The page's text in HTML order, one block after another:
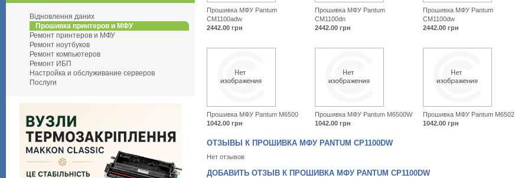
Прошивка МФУ Pantum
CM1100adw
Прошивка МФУ Pantum
CM1100dn
Прошивка МФУ Pantum
CM1100dw
2442.00 грн 2442.00 грн 2442.00 грн
Прошивка МФУ Pantum M6500 Прошивка МФУ Pantum M6500W Прошивка МФУ Pantum M6502
1042.00 грн 1042.00 грн 1042.00 грн
ОТЗЫВЫ К ПРОШИВКА МФУ PANTUM CP1100DW
Нет отзывов
ДОБАВИТЬ ОТЗЫВ К ПРОШИВКА МФУ PANTUM CP1100DW
Відновлення даних
Прошивка принтеров и МФУ
Ремонт принтеров и МФУ
Ремонт ноутбуков
Ремонт компьютеров
Ремонт ИБП
Настройка и обслуживание серверов
Послуги